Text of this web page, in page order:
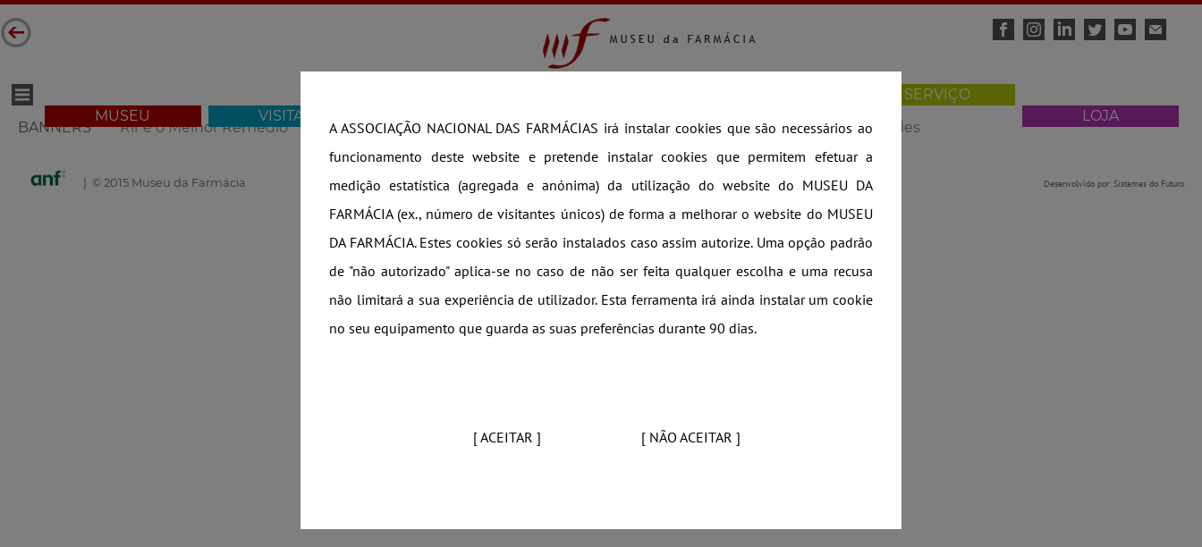
MUSEU VISITAR
SERVIÇO
LOJA
A ASSOCIAÇÃO NACIONAL DAS FARMÁCIAS irá instalar cookies que são necessários ao
funcionamento deste website e pretende instalar cookies que permitem efetuar a
medição estatística (agregada e anónima) da utilização do website do MUSEU DA
FARMÁCIA (ex., número de visitantes únicos) de forma a melhorar o website do MUSEU
DA FARMÁCIA. Estes cookies só serão instalados caso assim autorize. Uma opção padrão
de "não autorizado" aplica-se no caso de não ser feita qualquer escolha e uma recusa
não limitará a sua experiência de utilizador. Esta ferramenta irá ainda instalar um cookie
no seu equipamento que guarda as suas preferências durante 90 dias.
[ ACEITAR ] [ NÃO ACEITAR ]
BANNERS Rir é o Melhor Remédio Exposição Loja MF Visitas Temáticas Newsletter Vila Saúda - Atividades
| © 2015 Museu da Farmácia Desenvolvido por: Sistemas do Futuro